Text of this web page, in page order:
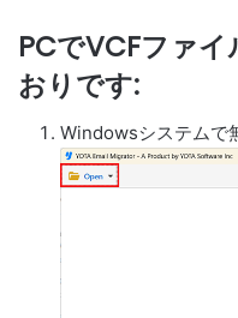
PCでVCFファ
おりです:
Windowsシステムで